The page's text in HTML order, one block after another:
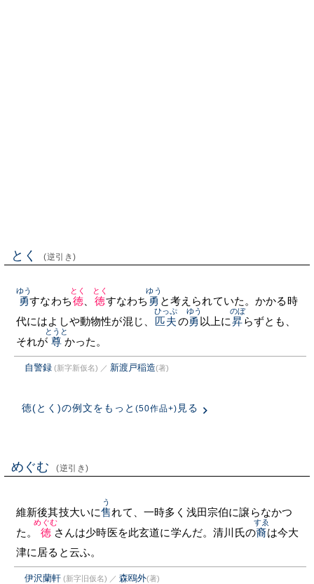
とく (逆引き)
勇
ゆう
すなわち徳
とく
徳
とく
すなわち 勇
ゆう
と考えられていた。かかる時
代にはよしや動物性が混じ、
匹夫
ひっぷ
の勇
ゆう
以上に昇
のぼ
らずとも、
それが 尊
とうと
かった。
自警録 (新字新仮名) ／ 新渡戸稲造(著)
徳(とく)の例文をもっと (50作品+) 見る
めぐむ (逆引き)
維新後其技大いに售
う
れて、一時多く浅田宗伯に譲らなかつ
た。
徳
めぐむ
さんは少時医を此玄道に学んだ。清川氏の裔
すゑ
は今大
津に居ると云ふ。
伊沢蘭軒 (新字旧仮名) ／ 森鴎外(著)